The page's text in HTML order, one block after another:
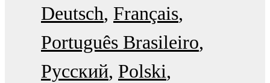
Deutsch Français
Português Brasileiro
Русский Polski